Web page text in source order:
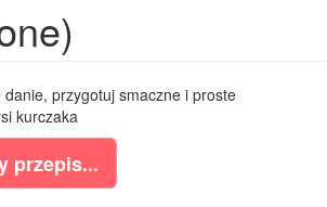
przygotuj smaczne i proste
kurczaka
przepis...